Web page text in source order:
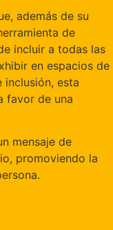
además de su
de
incluir a todas las
en espacios de
esta
favor de una
mensaje de
promoviendo la